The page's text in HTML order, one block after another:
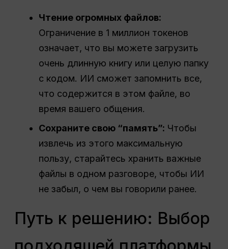
Чтение огромных файлов:
Ограничение в 1 миллион токенов
означает, что вы можете загрузить
очень длинную книгу или целую папку
с кодом. ИИ сможет запомнить все,
что содержится в этом файле, во
время вашего общения.
Сохраните свою “память”: Чтобы
извлечь из этого максимальную
пользу, старайтесь хранить важные
файлы в одном разговоре, чтобы ИИ
не забыл, о чем вы говорили ранее.
Путь к решению: Выбор